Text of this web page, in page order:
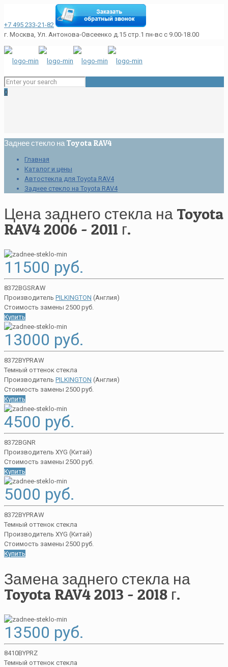
+7 495 233-21-82
г. Москва, Ул. Антонова-Овсеенко д.15 стр.1 пн-вс с 9.00-18.00
0
Заднее стекло на Toyota RAV4
Главная
Каталог и цены
Автостекла для Toyota RAV4
Заднее стекло на Toyota RAV4
Цена заднего стекла на Toyota
RAV4 2006 - 2011 г.
11500 руб.
8372BGSRAW
Производитель PILKINGTON (Англия)
Стоимость замены 2500 руб.
Купить
13000 руб.
8372BYPRAW
Темный оттенок стекла
Производитель PILKINGTON (Англия)
Стоимость замены 2500 руб.
Купить
4500 руб.
8372BGNR
Производитель XYG (Китай)
Стоимость замены 2500 руб.
Купить
5000 руб.
8372BYPRAW
Темный оттенок стекла
Производитель XYG (Китай)
Стоимость замены 2500 руб.
Купить
Замена заднего стекла на
Toyota RAV4 2013 - 2018 г.
13500 руб.
8410BYPRZ
Темный оттенок стекла